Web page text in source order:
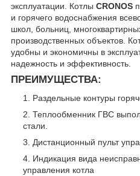
эксплуатации. Котлы CRONOS
и горячего водоснабжения
школ, больниц,
производственных объектов.
удобны и экономичны в
надежность и эффективность.
ПРЕИМУЩЕСТВА:
Раздельные контуры
Теплообменник ГВС
стали.
Дистанционный пульт
Индикация вида
управления котла